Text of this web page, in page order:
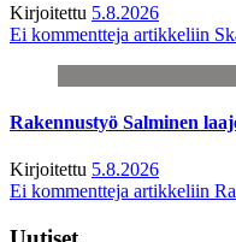
Kirjoitettu 5.8.2026
Ei kommentteja artikkeliin
Rakennustyö Salminen
Kirjoitettu 5.8.2026
Ei kommentteja artikkeliin